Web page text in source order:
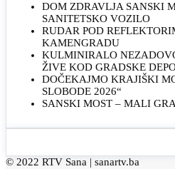
DOM ZDRAVLJA SANSKI
SANITETSKO VOZILO
RUDAR POD
KAMENGRADU
KULMINIRALO
ŽIVE KOD GRADSKE
DOČEKAJMO KRAJIŠKI
SLOBODE 2026“
SANSKI MOST – MALI
© 2022 RTV Sana | sanartv.ba